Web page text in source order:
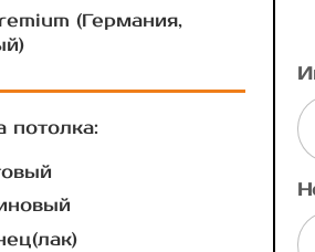
(Германия,
потолка: